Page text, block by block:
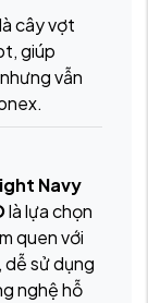
cây vợt
giúp
vẫn
Navy
là lựa chọn
quen với
dễ sử dụng
nghệ hỗ